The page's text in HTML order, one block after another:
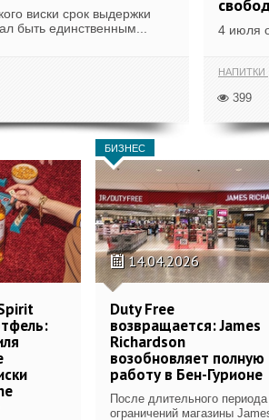
виски срок выдержки
быть единственным...
4 июля
НАПИТКИ
399
БИЗНЕС
14.04.2026
Duty Free
возвращается: James
Richardson
возобновляет полную
работу в Бен-Гурионе
После длительного периода
ограничений магазины